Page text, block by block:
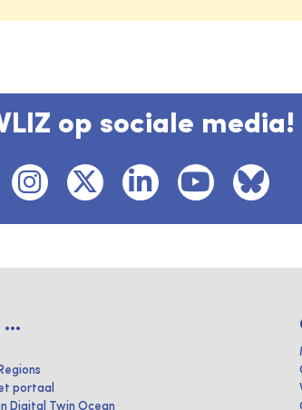
op sociale media!
...
portaal
Digital Twin Ocean